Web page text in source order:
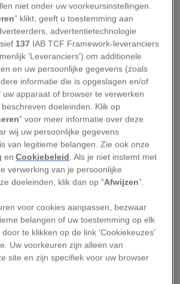
is vermoedelijk
gecodeerd patroon van
werd in de vijftiende eeuw in
geschreven en isiets groter
paperback. Het beval 246
van gebonden kalfsperkament,
Er is geen
al lang geleden zoekraakten.
ontbreken en er zijn
het op een gegeven moment
Daardoor is de volgorde
vandaag de dag mogelijk anders
niet onder uw voorkeursinstellingen.
” klikt, geeft u toestemming aan
advertentietechnologie
137 IAB TCF Framework-leveranciers
'Leveranciers') om additionele
en uw persoonlijke gegevens (zoals
informatie die is opgeslagen en/of
apparaat of browser te verwerken
doeleinden. Klik op
” voor meer informatie over deze
wij uw persoonlijke gegevens
van legitieme belangen. Zie ook onze
enCookiebeleid. Als je niet instemt met
verwerking van je persoonlijke
doeleinden, klik dan op "Afwijzen”.
voor cookies aanpassen, bezwaar
belangen of uw toestemming op elk
te klikken op de link 'Cookiekeuzes'
Uw voorkeuren zijn alleen van
site en zijn specifiek voor uw browser